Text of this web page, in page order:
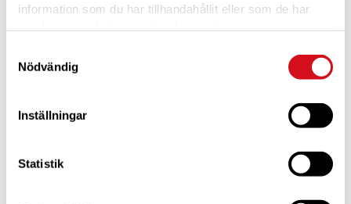
information som du har tillhandahållit eller som de har
Nödvändig
Inställningar
Statistik
Bli medlem idag.